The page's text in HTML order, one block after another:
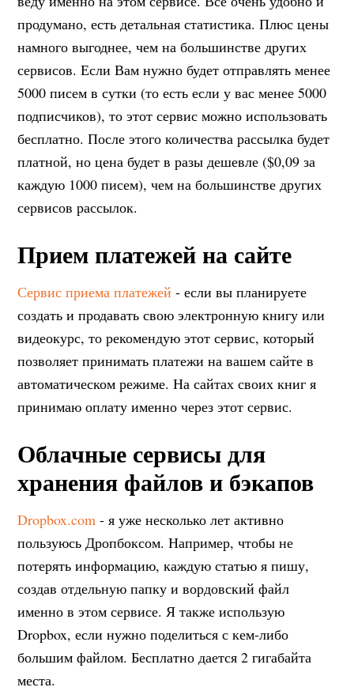
продумано, есть детальная статистика. Плюс цены
намного выгоднее, чем на большинстве других
сервисов. Если Вам нужно будет отправлять менее
5000 писем в сутки (то есть если у вас менее 5000
подписчиков), то этот сервис можно использовать
бесплатно. После этого количества рассылка будет
платной, но цена будет в разы дешевле ($0,09 за
каждую 1000 писем), чем на большинстве других
сервисов рассылок.
Прием платежей на сайте
Сервис приема платежей - если вы планируете
создать и продавать свою электронную книгу или
видеокурс, то рекомендую этот сервис, который
позволяет принимать платежи на вашем сайте в
автоматическом режиме. На сайтах своих книг я
принимаю оплату именно через этот сервис.
Облачные сервисы для
хранения файлов и бэкапов
Dropbox.com - я уже несколько лет активно
пользуюсь Дропбоксом. Например, чтобы не
потерять информацию, каждую статью я пишу,
создав отдельную папку и вордовский файл
именно в этом сервисе. Я также использую
Dropbox, если нужно поделиться с кем-либо
большим файлом. Бесплатно дается 2 гигабайта
места.